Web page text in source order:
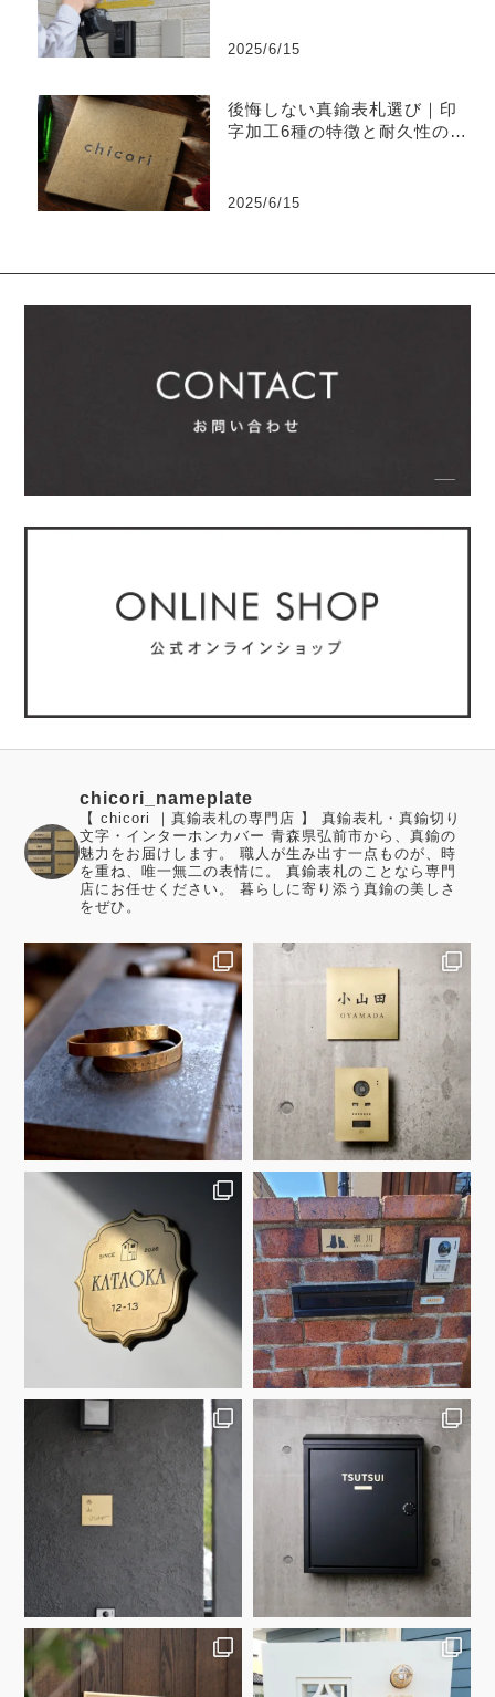
2025/6/15
後悔しない真鍮表札選び｜印
字加工6種の特徴と耐久性の違
2025/6/15
chicori_nameplate
【 chicori ｜真鍮表札の専門店 】 真鍮表札・真鍮切り
文字・インターホンカバー 青森県弘前市から、真鍮の
魅力をお届けします。 職人が生み出す一点ものが、時
を重ね、唯一無二の表情に。 真鍮表札のことなら専門
店にお任せください。 暮らしに寄り添う真鍮の美しさ
をぜひ。